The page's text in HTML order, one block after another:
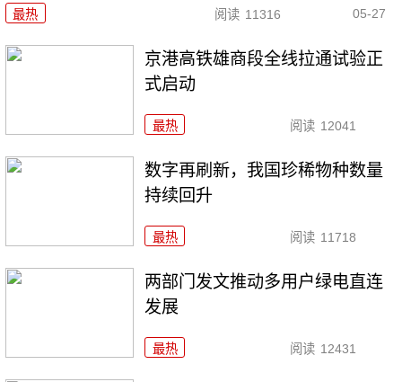
最热 阅读 11316 05-27
京港高铁雄商段全线拉通试验正
式启动
最热 阅读 12041
数字再刷新，我国珍稀物种数量
持续回升
最热 阅读 11718
两部门发文推动多用户绿电直连
发展
最热 阅读 12431